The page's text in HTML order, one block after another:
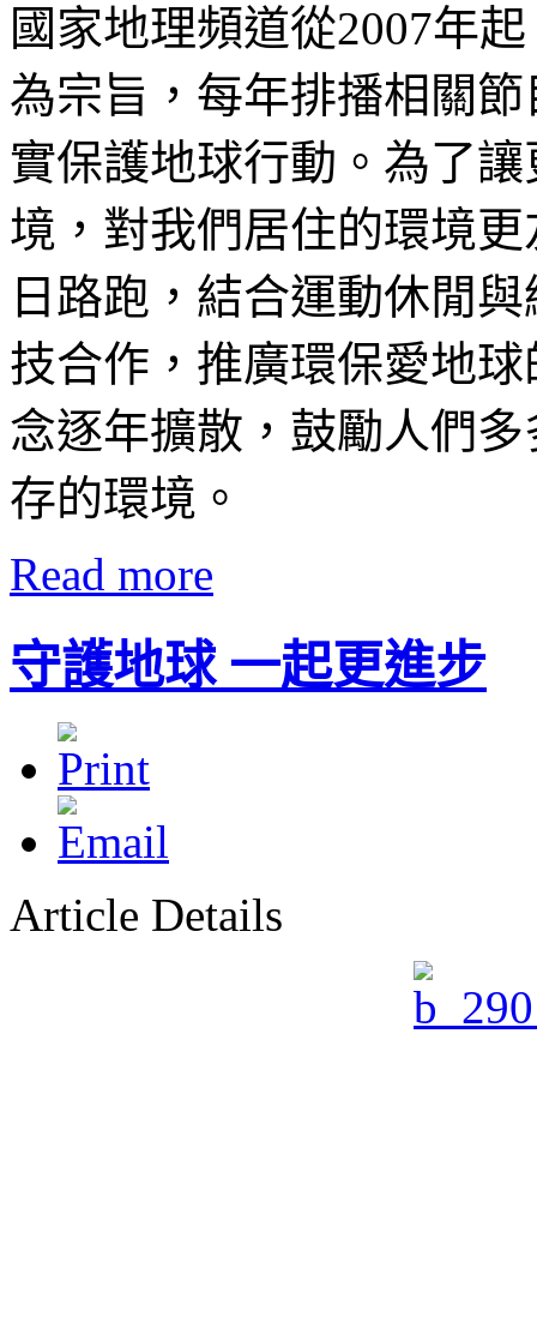
國家地理頻道從2007年
為宗旨，每年排播相關
實保護地球行動。為了
境，對我們居住的環境
日路跑，結合運動休閒
技合作，推廣環保愛地
念逐年擴散，鼓勵人們
存的環境。
Read more
守護地球 一起更進步
Article Details